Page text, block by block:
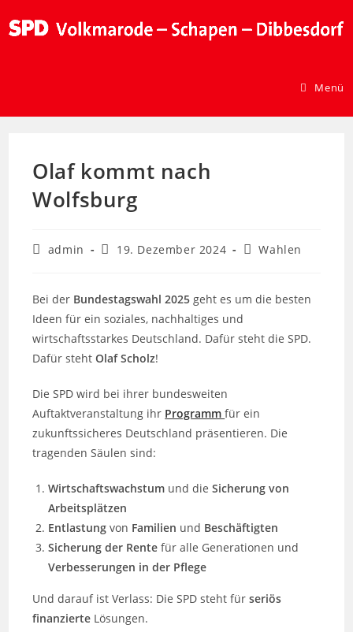
Menü
Olaf kommt nach
Wolfsburg
admin 19. Dezember 2024 Wahlen
Bei der Bundestagswahl 2025 geht es um die besten
Ideen für ein soziales, nachhaltiges und
wirtschaftsstarkes Deutschland. Dafür steht die SPD.
Dafür stehtOlaf Scholz!
Die SPD wird bei ihrer bundesweiten
Auftaktveranstaltung ihr Programmfür ein
zukunftssicheres Deutschland präsentieren. Die
tragenden Säulen sind:
Wirtschaftswachstum und dieSicherung von
Arbeitsplätzen
Entlastung von Familien und Beschäftigten
Sicherung der Rente für alle Generationen und
Verbesserungen in der Pflege
Und darauf ist Verlass: Die SPD steht fürseriös
finanzierte Lösungen.